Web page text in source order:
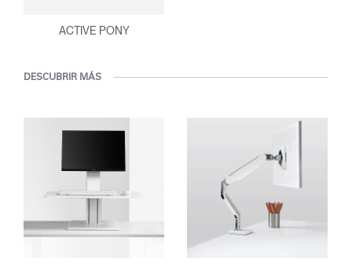
ACTIVE PONY
DESCUBRIR MÁS